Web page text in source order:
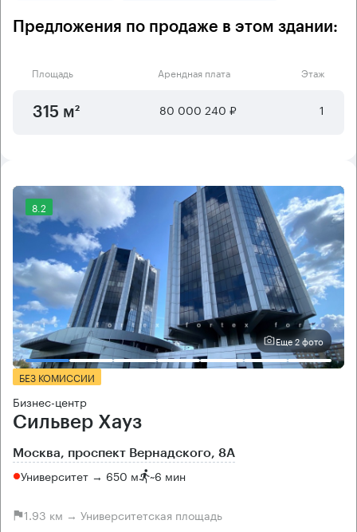
Предложения по продаже в этом здании:
Площадь Арендная плата Этаж
315 м² 80 000 240 ₽ 1
8.2
Еще 2 фото
БЕЗ КОМИССИИ
Бизнес-центр
Сильвер Хауз
Москва, проспект Вернадского, 8А
Университет → 650 м ~6 мин
1.93 км → Университетская площадь